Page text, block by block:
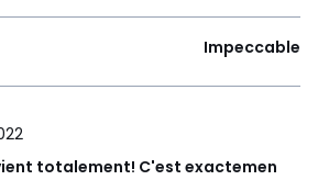
Impeccable
totalement! C'est exactemen